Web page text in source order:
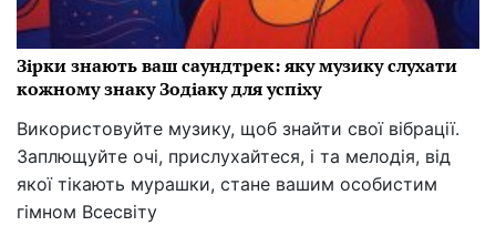
Зірки знають ваш саундтрек: яку музику слухати
кожному знаку Зодіаку для успіху
Використовуйте музику, щоб знайти свої вібрації.
Заплющуйте очі, прислухайтеся, і та мелодія, від
якої тікають мурашки, стане вашим особистим
гімном Всесвіту